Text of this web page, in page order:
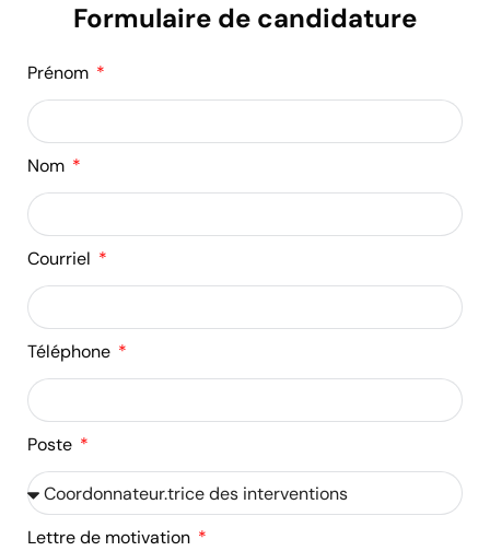
Formulaire de candidature
Prénom
Nom
Courriel
Téléphone
Poste
Lettre de motivation